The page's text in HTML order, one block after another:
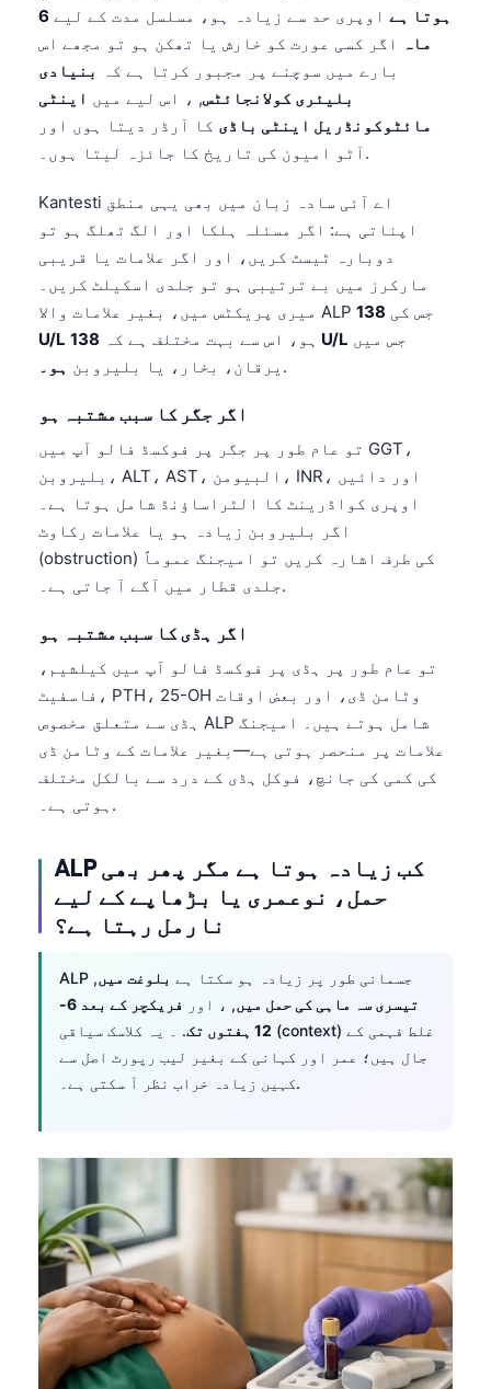
ہوتا ہے اوپری حد سے زیادہ ہو، مسلسل مدت کے لیے 6
ماہ
اگر کسی عورت کو خارش یا تھکن ہو تو مجھے اس
بارے میں سوچنے پر مجبور کرتا ہے کہ بنیادی
بلیئری کولانجائٹس, ، اس لیے میں اینٹی
مائٹوکونڈریل اینٹی باڈی کا آرڈر دیتا ہوں اور
آٹو امیون کی تاریخ کا جائزہ لیتا ہوں۔.
Kantesti اے آئی سادہ زبان میں بھی یہی منطق
اپناتی ہے: اگر مسئلہ ہلکا اور الگ تھلگ ہو تو
دوبارہ ٹیسٹ کریں، اور اگر علامات یا قریبی
مارکرز میں بے ترتیبی ہو تو جلدی اسکیلٹ کریں۔
میری پریکٹس میں، بغیر علامات والا ALP جس کی 138
U/L
ہو، اس سے بہت مختلف ہے کہ 138 U/L
یرقان، بخار، یا بلیروبن ہو۔ .
اگر جگر کا سبب مشتبہ ہو
تو عام طور پر جگر پر فوکسڈ فالو اَپ میں GGT،
بلیروبن، ALT، AST، البیومن، INR، اور دائیں
اوپری کواڈرینٹ کا الٹراساؤنڈ شامل ہوتا ہے۔
اگر بلیروبن زیادہ ہو یا علامات رکاوٹ
(obstruction) کی طرف اشارہ کریں تو امیجنگ عموماً
جلدی قطار میں آگے آ جاتی ہے۔.
اگر ہڈی کا سبب مشتبہ ہو
تو عام طور پر ہڈی پر فوکسڈ فالو اَپ میں کیلشیم،
فاسفیٹ، PTH، 25-OH وٹامن ڈی، اور بعض اوقات
ہڈی سے متعلق مخصوص ALP شامل ہوتے ہیں۔ امیجنگ
علامات پر منحصر ہوتی ہے—بغیر علامات کے وٹامن ڈی
کی کمی کی جانچ، فوکل ہڈی کے درد سے بالکل مختلف
ہوتی ہے۔.
ALP کب زیادہ ہوتا ہے مگر پھر بھی
حمل، نوعمری یا بڑھاپے کے لیے
نارمل رہتا ہے؟
ALP جسمانی طور پر زیادہ ہو سکتا ہے بلوغت میں,
تیسری سہ ماہی کی حمل میں, ، اور
فریکچر کے بعد 6-
12 ہفتوں تک
. ۔ یہ کلاسک سیاقی (context) غلط فہمی کے
جال ہیں؛ عمر اور کہانی کے بغیر لیب رپورٹ اصل سے
کہیں زیادہ خراب نظر آ سکتی ہے۔.
Српски језик
Svenska
Bosanski
Azərbaycan dili
Eesti
Čeština
Русский
Lietuvių kalba
Polski
한국어
Slovenščina
Magyar
Shqip
मराठी
తెలుగు
தமிழ்
ગુજરાતી
Bahasa Melayu
Tiếng Việt
Tagalog
ไทย
ဗမာစာ
Kiswahili
አማርኛ
Українська
O‘zbekcha
Català
Suomi
Hrvatski
Slovenčina